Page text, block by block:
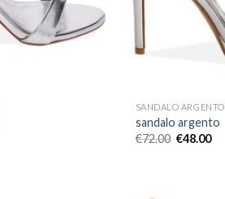
SANDALO ARGENTO
sandalo argento
€72.00 €48.00